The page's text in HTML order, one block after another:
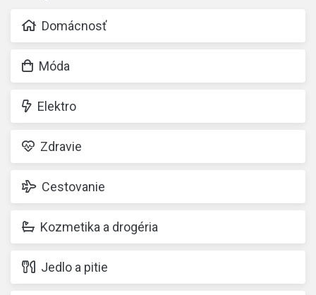
Domácnosť
Móda
Elektro
Zdravie
Cestovanie
Kozmetika a drogéria
Jedlo a pitie